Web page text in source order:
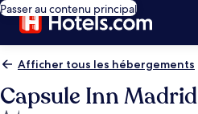
Passer au contenu principal
Afficher tous les hébergements
Capsule Inn Madrid